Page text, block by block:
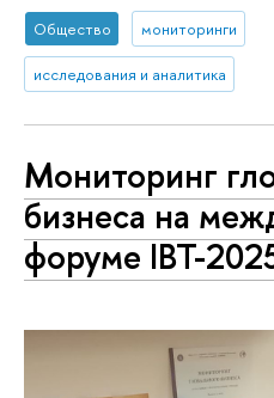
Общество мониторинги
исследования и аналитика
Мониторинг
бизнеса на
форуме IBT-